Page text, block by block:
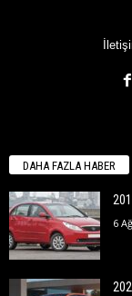
DAHA FAZLA HABER
6